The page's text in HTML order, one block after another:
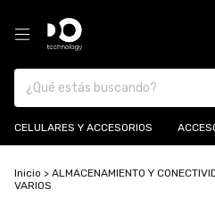
CELULARES Y ACCESORIOS
Inicio > ALMACENAMIENTO Y
VARIOS